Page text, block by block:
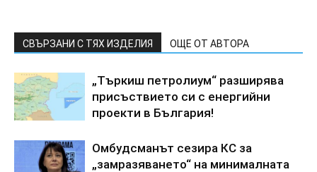
СВЪРЗАНИ С ТЯХ ИЗДЕЛИЯ ОЩЕ ОТ АВТОРА
„Търкиш петролиум“ разширява
присъствието си с енергийни
проекти в България!
Омбудсманът сезира КС за
„замразяването“ на минималната